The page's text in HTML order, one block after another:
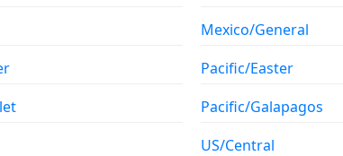
Mexico/General
Pacific/Easter
Pacific/Galapagos
US/Central